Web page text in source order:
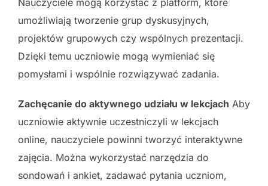
umożliwiają tworzenie grup dyskusyjnych,
projektów grupowych czy wspólnych prezentacji.
Dzięki temu uczniowie mogą wymieniać się
pomysłami i wspólnie rozwiązywać zadania.
Zachęcanie do aktywnego udziału w lekcjach Aby
uczniowie aktywnie uczestniczyli w lekcjach
online, nauczyciele powinni tworzyć interaktywne
zajęcia. Można wykorzystać narzędzia do
sondowań i ankiet, zadawać pytania uczniom,